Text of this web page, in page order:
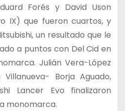
Forés y David Uson
IX) que fueron cuartos, y
un resultado que le
a puntos con Del Cid en
Julián Vera-López
Borja Aguado,
Lancer Evo finalizaron
monomarca.